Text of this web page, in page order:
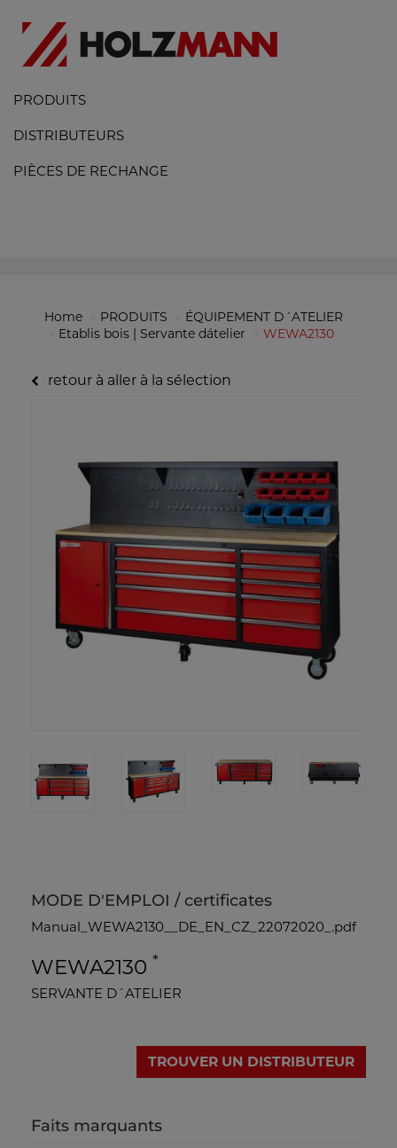
PRODUITS
DISTRIBUTEURS
PIÈCES DE RECHANGE
Home PRODUITS
ÉQUIPEMENT D´ATELIER
Etablis bois | Servante dátelier
WEWA2130
retour à aller à la sélection
MODE D'EMPLOI / certificates
Manual_WEWA2130__DE_EN_CZ_22072020_.pdf
WEWA2130 *
SERVANTE D´ATELIER
TROUVER UN DISTRIBUTEUR
Faits marquants